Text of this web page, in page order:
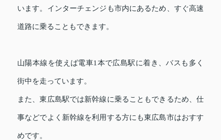
います。インターチェンジも市内にあるため、すぐ高速
道路に乗ることもできます。
山陽本線を使えば電車1本で広島駅に着き、バスも多く
街中を走っています。
また、東広島駅では新幹線に乗ることもできるため、仕
事などでよく新幹線を利用する方にも東広島市はおすす
めです。